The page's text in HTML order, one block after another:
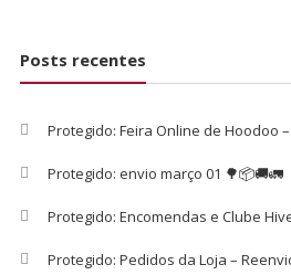
Posts recentes
Protegido: Feira Online de Hoodoo
Protegido: envio março 01 🌳📦🚚🚛
Protegido: Encomendas e Clube
Protegido: Pedidos da Loja –